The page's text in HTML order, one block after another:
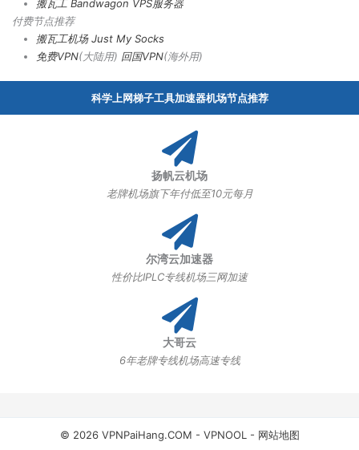
搬瓦工 Bandwagon VPS服务器
付费节点推荐
搬瓦工机场 Just My Socks
免费VPN(大陆用) 回国VPN(海外用)
科学上网梯子工具加速器机场节点推荐
扬帆云机场
老牌机场旗下年付低至10元每月
尔湾云加速器
性价比IPLC专线机场三网加速
大哥云
6年老牌专线机场高速专线
© 2026 VPNPaiHang.COM - VPNOOL- 网站地图